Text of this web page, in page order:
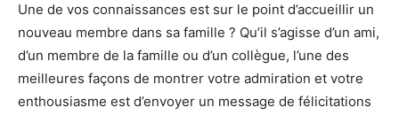
Une de vos connaissances est sur le point d’accueillir un
nouveau membre dans sa famille ? Qu’il s’agisse d’un ami,
d’un membre de la famille ou d’un collègue, l’une des
meilleures façons de montrer votre admiration et votre
enthousiasme est d’envoyer un message de félicitations